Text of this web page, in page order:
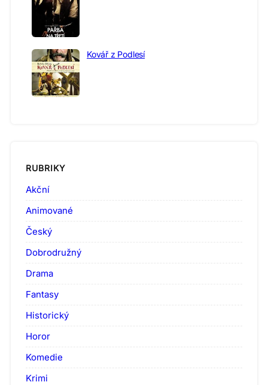
Kovář z Podlesí
RUBRIKY
Akční
Animované
Český
Dobrodružný
Drama
Fantasy
Historický
Horor
Komedie
Krimi